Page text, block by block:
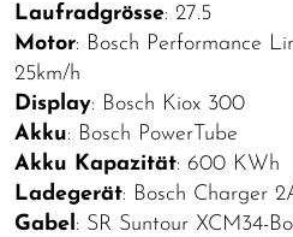
Laufradgrösse: 27.5
Motor: Bosch Performance
25km/h
Display: Bosch Kiox 300
Akku: Bosch PowerTube
Akku Kapazität: 600 KWh
Ladegerät: Bosch Charger
Gabel : SR Suntour XCM34-